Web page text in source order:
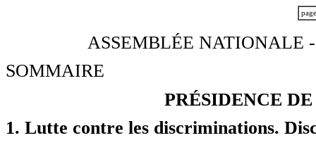
ASSEMBLÉE NATIONALE
SOMMAIRE
PRÉSIDENCE
1. Lutte contre les discriminations.